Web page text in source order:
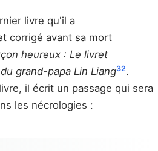
livre qu'il a
corrigé avant sa mort
heureux : Le livret
grand-papa Lin Liang32.
il écrit un passage qui sera
les nécrologies :